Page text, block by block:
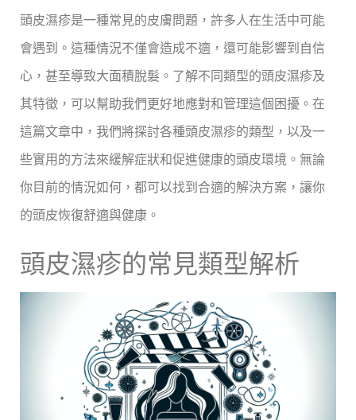
頭皮濕疹是一種常見的皮膚問題，許多人在生活中可能
會遇到。這種情況不僅會造成不適，還可能影響到自信
心，甚至導致大面積脫髮。了解不同類型的頭皮濕疹及
其特徵，可以幫助我們更好地應對和管理這個困擾。在
這篇文章中，我們將探討各種頭皮濕疹的類型，以及一
些實用的方法來緩解症狀和促進健康的頭皮環境。無論
你目前的情況如何，都可以找到合適的解決方案，讓你
的頭皮恢復舒適與健康。
頭皮濕疹的常見類型解析